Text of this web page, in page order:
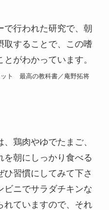
で行われた研究で、朝
取することで、この嗜
がわかっています。
ット 最高の教科書／庵野拓将
鶏肉やゆでたまご、
を朝にしっかり食べる
ひ習慣にしてみて下さ
ビニでサラダチキンな
れていますので、それ